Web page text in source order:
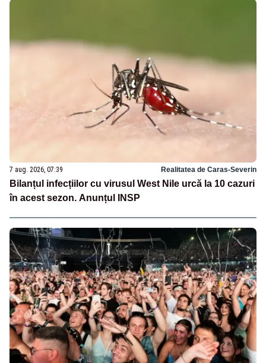
7 aug. 2026, 07:39 Realitatea de Caras-Severin
Bilanțul infecțiilor cu virusul West Nile urcă la 10 cazuri
în acest sezon. Anunțul INSP